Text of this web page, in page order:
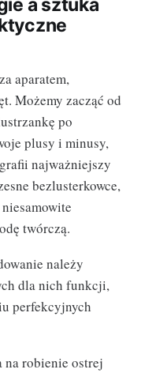
a sztuka
aparatem,
Możemy zacząć od
po
plusy i minusy,
najważniejszy
bezlusterkowce,
twórczą.
należy
dla nich funkcji,
perfekcyjnych
na robienie ostrej